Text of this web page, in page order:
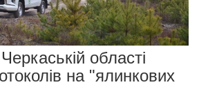
області
на "ялинкових